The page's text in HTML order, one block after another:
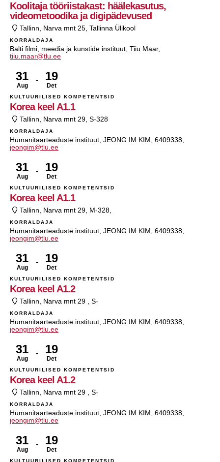
Koolitaja tööriistakast: häälekasutus,
videometoodika ja digipädevused
Tallinn, Narva mnt 25, Tallinna Ülikool
KORRALDAJA
Balti filmi, meedia ja kunstide instituut, Tiiu Maar,
tiiu.maar@tlu.ee
31
Aug
19
Det
KULTUURILISED KOMPETENTSID
Korea keel A1.1
Tallinn, Narva mnt 29, S-328
KORRALDAJA
Humanitaarteaduste instituut, JEONG IM KIM, 6409338,
jeongim@tlu.ee
31
Aug
19
Det
KULTUURILISED KOMPETENTSID
Korea keel A1.1
Tallinn, Narva mnt 29, M-328,
KORRALDAJA
Humanitaarteaduste instituut, JEONG IM KIM, 6409338,
jeongim@tlu.ee
31
Aug
19
Det
KULTUURILISED KOMPETENTSID
Korea keel A1.2
Tallinn, Narva mnt 29 , S-
KORRALDAJA
Humanitaarteaduste instituut, JEONG IM KIM, 6409338,
jeongim@tlu.ee
31
Aug
19
Det
KULTUURILISED KOMPETENTSID
Korea keel A1.2
Tallinn, Narva mnt 29 , S-
KORRALDAJA
Humanitaarteaduste instituut, JEONG IM KIM, 6409338,
jeongim@tlu.ee
31
Aug
19
Det
KULTUURILISED KOMPETENTSID